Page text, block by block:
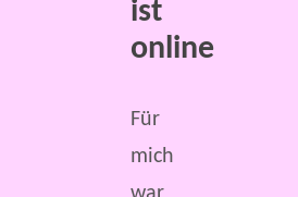
ist
online
Für
mich